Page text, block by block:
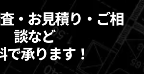
・お見積り・ご相
談など
で承ります！